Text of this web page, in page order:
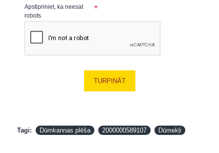
Apstipriniet, ka neesat
robots
TURPINĀT
Tagi: Dūmkannas plēša 2000000589107 Dūmekļi